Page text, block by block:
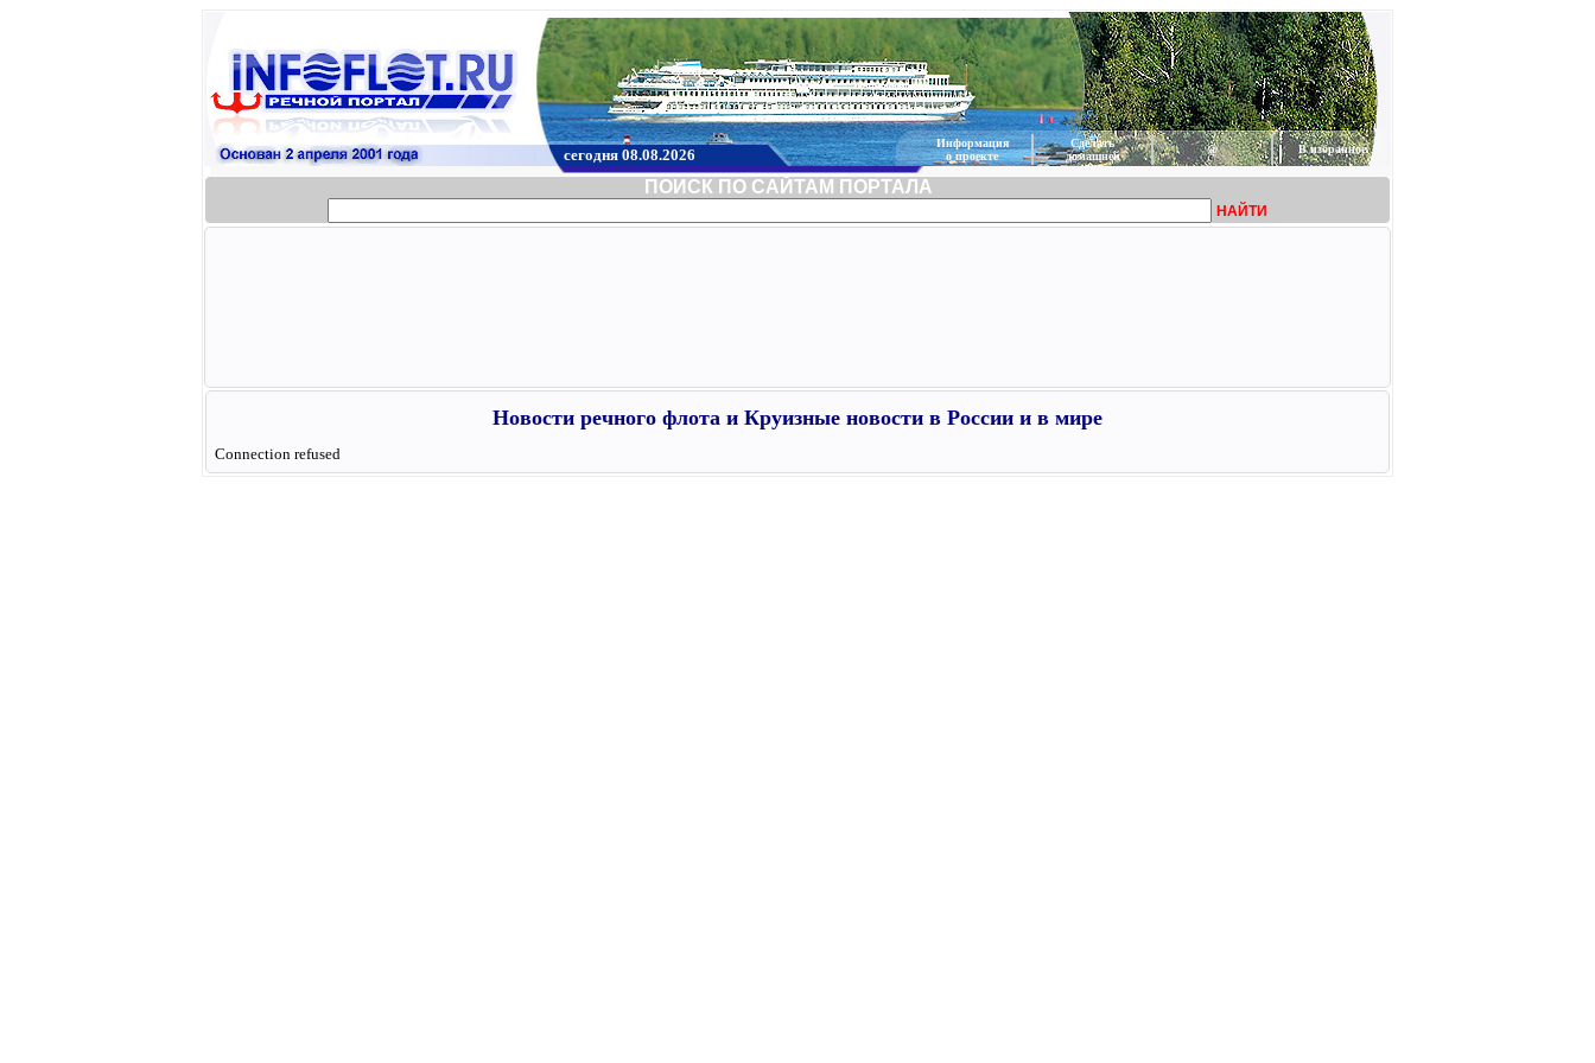
сегодня 08.08.2026
Информация
о проекте
Сделать
домашней
@ В избранное
ПОИСК ПО САЙТАМ ПОРТАЛА
НАЙТИ
Новости речного флота и Круизные новости в России и в мире
Connection refused